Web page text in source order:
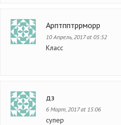
Арптпптррморр
10 Апрель, 2017 at 05:52
Класс
дз
6 Март, 2017 at 15:06
супер